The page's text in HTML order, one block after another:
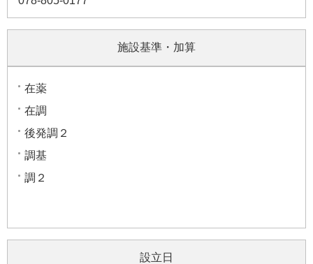
施設基準・加算
在薬
在調
後発調２
調基
調２
設立日